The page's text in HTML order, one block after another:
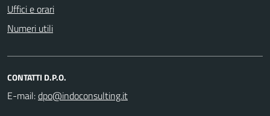
Uffici e orari
Numeri utili
CONTATTI D.P.O.
E-mail: